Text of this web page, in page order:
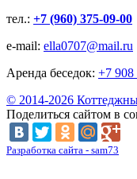
тел.: +7 (960) 375-09-00
e-mail: ella0707@mail.ru
Аренда беседок: +7 908
© 2014-2026
Поделиться сайтом в
Разработка сайта - sam73